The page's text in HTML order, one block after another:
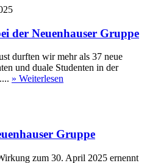
der Neuenhauser Gruppe
durften wir mehr als 37 neue
und duale Studenten in der
» Weiterlesen
Gruppe
zum 30. April 2025 ernennt